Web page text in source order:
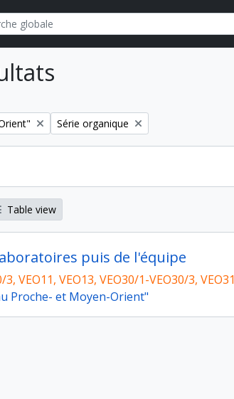
Remove filter:
Série organique
Table view
puis de l'équipe
VEO11, VEO13, VEO30/1-VEO30/3, VEO31
Proche- et Moyen-Orient"